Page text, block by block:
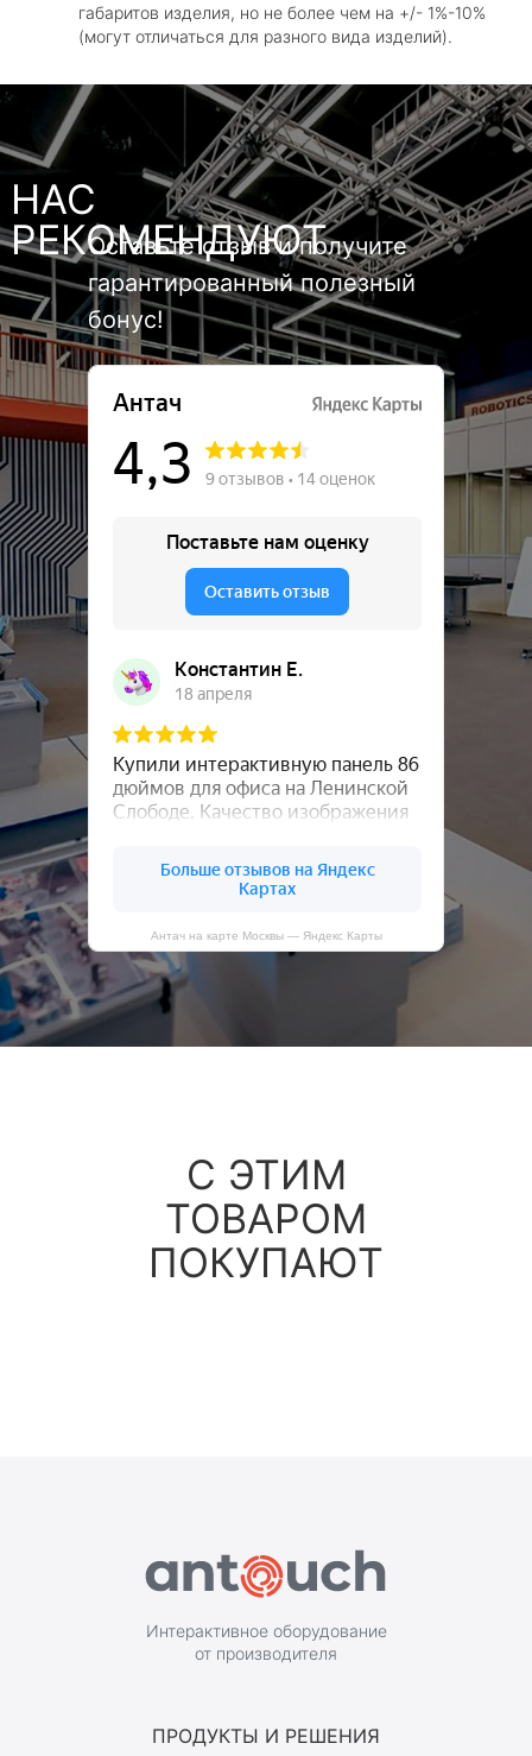
габаритов изделия, но не более чем на +/- 1%-10%
(могут отличаться для разного вида изделий).
Антач на карте Москвы — Яндекс Карты
Оставьте отзыв и получите
гарантированный полезный
бонус!
НАС
РЕКОМЕНДУЮТ
С ЭТИМ
ТОВАРОМ
ПОКУПАЮТ
Интерактивное оборудование
от производителя
ПРОДУКТЫ И РЕШЕНИЯ